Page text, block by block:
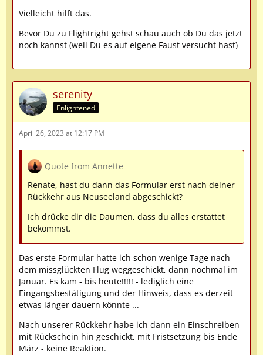
Vielleicht hilft das.
Bevor Du zu Flightright gehst schau auch ob Du das jetzt
noch kannst (weil Du es auf eigene Faust versucht hast)
serenity
Enlightened
April 26, 2023 at 12:17 PM
Quote from Annette
Renate, hast du dann das Formular erst nach deiner
Rückkehr aus Neuseeland abgeschickt?
Ich drücke dir die Daumen, dass du alles erstattet
bekommst.
Das erste Formular hatte ich schon wenige Tage nach
dem missglückten Flug weggeschickt, dann nochmal im
Januar. Es kam - bis heute!!!!! - lediglich eine
Eingangsbestätigung und der Hinweis, dass es derzeit
etwas länger dauern könnte ...
Nach unserer Rückkehr habe ich dann ein Einschreiben
mit Rückschein hin geschickt, mit Fristsetzung bis Ende
März - keine Reaktion.